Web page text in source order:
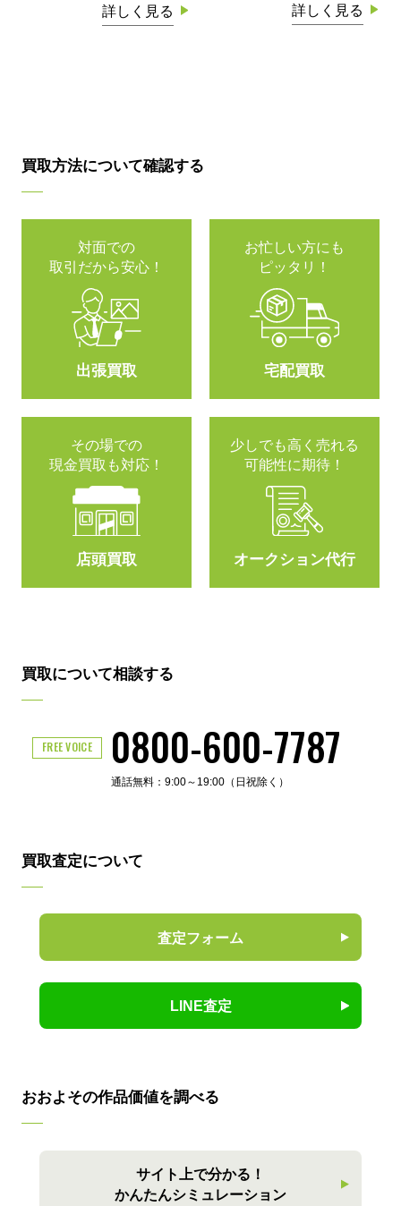
詳しく見る 詳しく見る
買取方法について確認する
対面での
取引だから安心！
出張買取
お忙しい方にも
ピッタリ！
宅配買取
その場での
現金買取も対応！
店頭買取
少しでも高く売れる
可能性に期待！
オークション代行
買取について相談する
FREE VOICE 0800-600-7787
通話無料：9:00～19:00（日祝除く）
買取査定について
査定フォーム
LINE査定
おおよその作品価値を調べる
サイト上で分かる！
かんたんシミュレーション